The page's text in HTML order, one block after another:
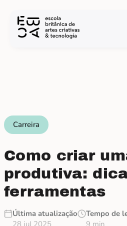
Carreira
Como criar
produtiva:
ferramentas
Última atualização
28 jul 2025
Tempo de
9 min